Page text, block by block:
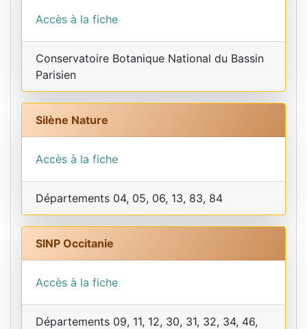
Accès à la fiche
Conservatoire Botanique National du Bassin
Parisien
Silène Nature
Accès à la fiche
Départements 04, 05, 06, 13, 83, 84
SINP Occitanie
Accès à la fiche
Départements 09, 11, 12, 30, 31, 32, 34, 46,